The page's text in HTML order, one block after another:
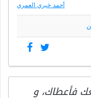
أحمد خيري العمري
فأعطاك، و